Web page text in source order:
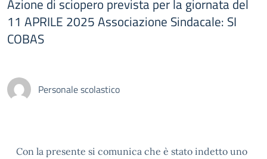
Azione di sciopero prevista per la giornata del
11 APRILE 2025 Associazione Sindacale: SI
COBAS
Personale scolastico
Con la presente si comunica che è stato indetto uno